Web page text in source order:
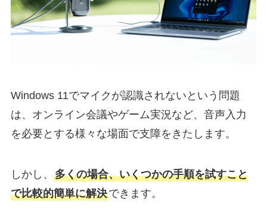
Windows 11でマイクが認識されないという問題
は、オンライン会議やゲーム実況など、音声入力
を必要とする様々な場面で支障をきたします。
しかし、 多くの場合、いくつかの手順を試すこと
で比較的簡単に解決できます。